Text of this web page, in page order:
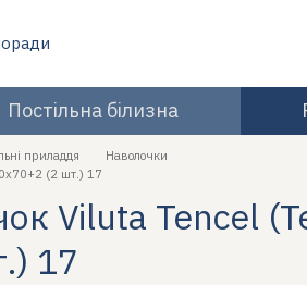
Постільна білизна
приладдя
Наволочки
(2 шт.) 17
Viluta Tencel
17